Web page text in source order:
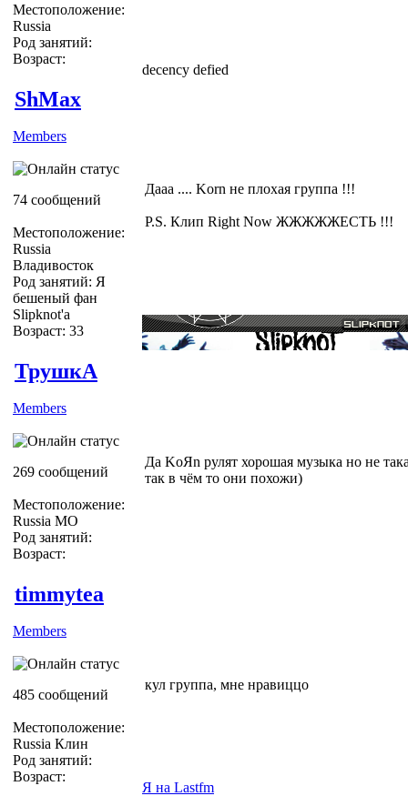
Местоположение:
Russia
Род занятий:
Возраст:
decency defied
ShMax
Members
74 сообщений
Местоположение:
Russia
Владивосток
Род занятий: Я
бешеный фан
Slipknot'a
Возраст: 33
Дааа .... Korn не плохая группа !!!
P.S. Клип Right Now ЖЖЖЖЖЕСТЬ !!!
ТрушкА
Members
269 сообщений
Местоположение:
Russia МО
Род занятий:
Возраст:
Да KoЯn рулят хорошая музыка но не
так в чём то они похожи)
timmytea
Members
485 сообщений
Местоположение:
Russia Клин
Род занятий:
Возраст:
кул группа, мне нравиццо
Я на Lastfm